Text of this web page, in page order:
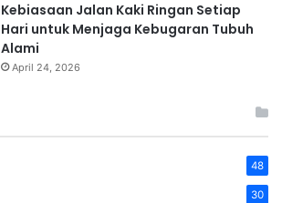
Kebiasaan Jalan Kaki Ringan Setiap
Hari untuk Menjaga Kebugaran Tubuh
Alami
April 24, 2026
48
30